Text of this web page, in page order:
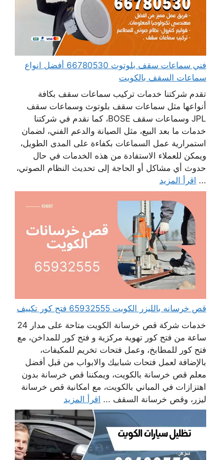
فني سماعات سقف بلوتوث 66780530 أفضل انواع
سماعات السقف بالكويت
تقدم شركتنا خدمات تركيب سماعات سقف بكافة
أنواعها مثل سماعات سقف بلوتوث وسماعات سقف
JPL وسماعات سقف BOSE، كما نقدم في شركتنا
خدمات ما بعد البيع، مثل الصيانة والدعم الفني، لضمان
استمرارية عمل السماعات بكفاءة على المدى الطويل،
ويمكن للعملاء الاستفادة من هذه الخدمات في حال
حدوث أي مشاكل أو الحاجة إلى تحديث النظام الصوتي،
... اقرأ المزيد
قص خرسانه بالليزر الكويت 65932555 فتح كور تكييف
خدمات شركة قص خرسانة الكويت متاحة على مدار 24
ساعة من فتح كور تهوية مركزية و فتح كور للمداخن، مع
فتح كور للمطابخ، وعمل فتحات تخريم للمكيفات،
بالإضافة لعمل فتحات شبابيك والابواب من قبل أفضل
معلم قص خرسانة بالكويت، ويمكننا قص خرسانة بدون
اهتزازات في المباني بالكويت، مع امكانية قص خرسانة
ليزر، وقص خرسانة السقف ... اقرأ المزيد